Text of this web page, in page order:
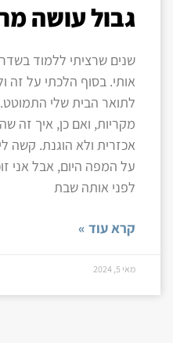
גבול עושה
שנים שרציתי ללמוד
אותי. בסוף הלכתי על
לתואר הבית שלי
מקריות, ואם כן, איך זה
אכזרית ולא הוגנת. קשה
על המפה היום, אבל אני
לפני אותה שבת
קרא עוד »
מאי 5, 2024